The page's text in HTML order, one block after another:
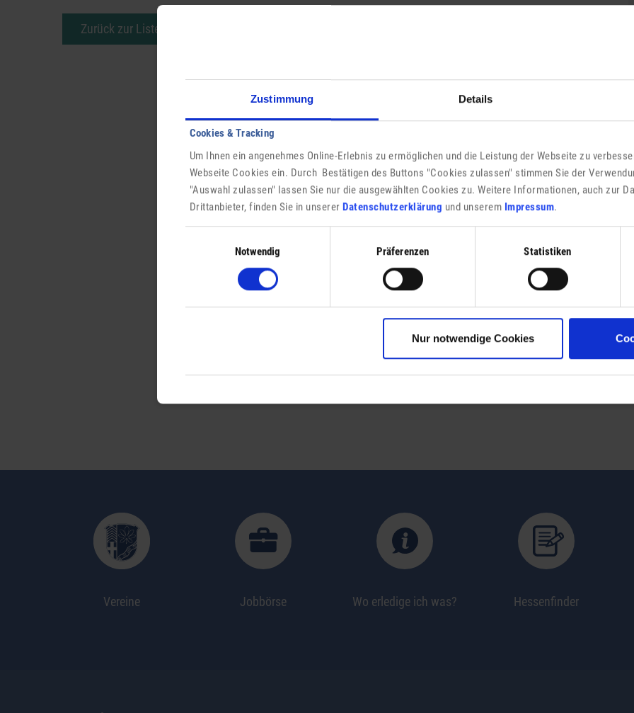
Zustimmung Details
Cookies & Tracking
Um Ihnen ein angenehmes Online-Erlebnis zu ermöglichen und die Leistung der Webseite zu
Webseite Cookies ein. Durch Bestätigen des Buttons "Cookies zulassen" stimmen Sie der
"Auswahl zulassen" lassen Sie nur die ausgewählten Cookies zu. Weitere Informationen, auch zur
Drittanbieter, finden Sie in unsererDatenschutzerklärung und unserem Impressum.
Notwendig
Präferenzen Statistiken
Nur notwendige Cookies
Zurück zur Liste
Vereine Jobbörse Wo erledige ich was? Hessenfinder